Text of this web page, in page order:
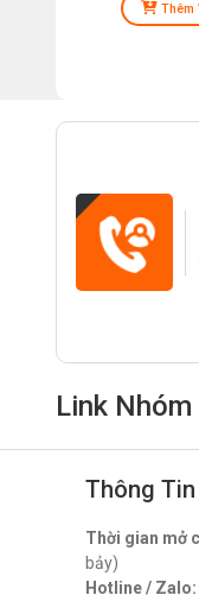
Thêm
Link
Thông
Thời gian mở
bảy)
Hotline / Zalo: